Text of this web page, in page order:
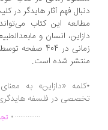
فهم آثار هایدگر در کلیت
این کتاب می‌تواند
انسان و مابعدالطبیعه
زمانی در 404 صفحه
شده است.
«دازاین» به معنای
در فلسفه هایدگری و
تجربه‌ی ...............